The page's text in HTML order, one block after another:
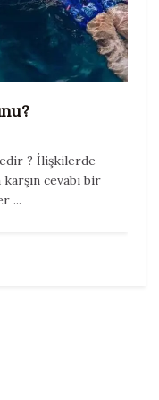
? İlişkilerde
cevabı bir
...